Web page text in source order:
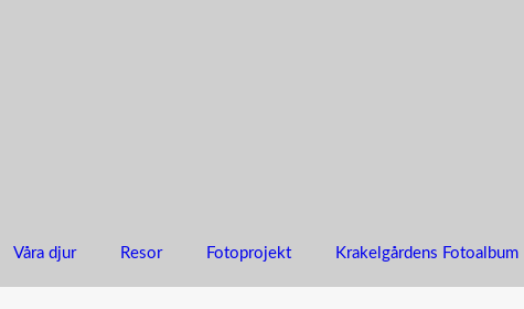
Våra djur Resor Fotoprojekt Krakelgårdens Fotoalbum